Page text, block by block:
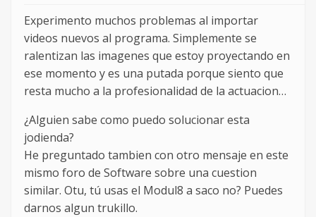
Experimento muchos problemas al importar
videos nuevos al programa. Simplemente se
ralentizan las imagenes que estoy proyectando en
ese momento y es una putada porque siento que
resta mucho a la profesionalidad de la actuacion…
¿Alguien sabe como puedo solucionar esta
jodienda?
He preguntado tambien con otro mensaje en este
mismo foro de Software sobre una cuestion
similar. Otu, tú usas el Modul8 a saco no? Puedes
darnos algun trukillo.